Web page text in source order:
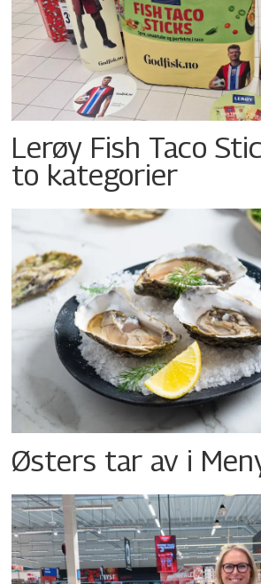
Lerøy Fish Taco
to kategorier
Østers tar av i